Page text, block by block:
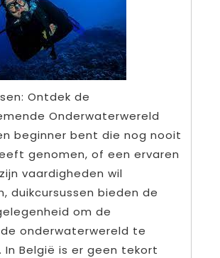
Ontdek de
Onderwaterwereld
beginner bent die nog nooit
genomen, of een ervaren
vaardigheden wil
duikcursussen bieden de
om de
onderwaterwereld te
In België is er geen tekort